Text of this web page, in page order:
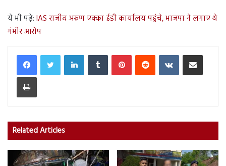
ये भी पढ़े: IAS राजीव अरुण एक्का ईडी कार्यालय पहुंचे, भाजपा ने लगाए थे
गंभीर आरोप
LinkedInTumblr PinterestReddit VKontakteShare via Email
Print
Related Articles